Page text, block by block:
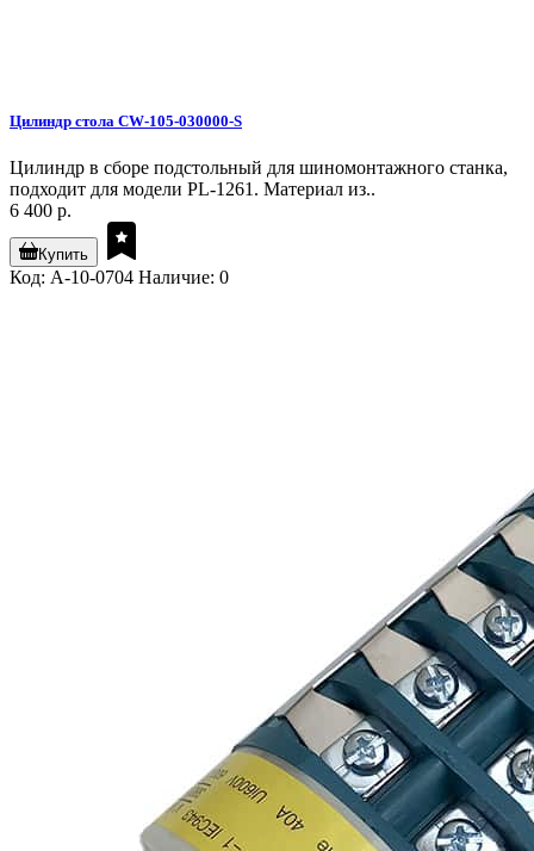
Цилиндр стола CW-105-030000-S
Цилиндр в сборе подстольный для шиномонтажного станка,
подходит для модели PL-1261. Материал из..
6 400 р.
Купить
Код: A-10-0704 Наличие: 0